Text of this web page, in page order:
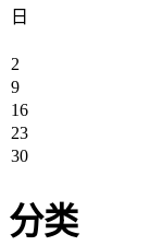
日
2
9
16
23
30
分类